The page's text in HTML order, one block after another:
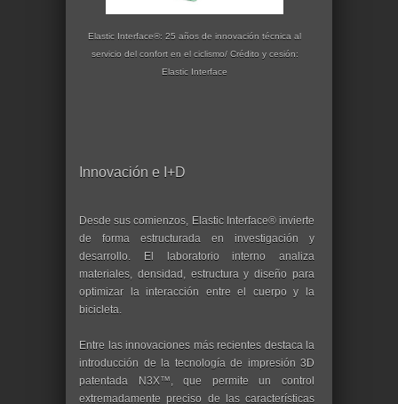
Elastic Interface®: 25 años de innovación técnica al
servicio del confort en el ciclismo/ Crédito y cesión:
Elastic Interface
Innovación e I+D
Desde sus comienzos, Elastic Interface® invierte
de forma estructurada en investigación y
desarrollo. El laboratorio interno analiza
materiales, densidad, estructura y diseño para
optimizar la interacción entre el cuerpo y la
bicicleta.
Entre las innovaciones más recientes destaca la
introducción de la tecnología de impresión 3D
patentada N3X™, que permite un control
extremadamente preciso de las características